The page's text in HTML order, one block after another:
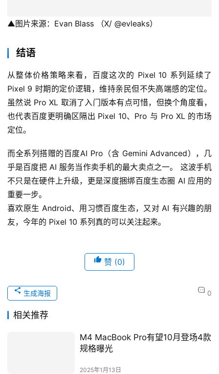
▲图片来源：Evan Blass （X/ @evleaks）
结语
从整体价格策略来看，百度这次的 Pixel 10 系列延续了
Pixel 9 时期的定价逻辑，维持亲民但不失高端感的定位。
虽然说 Pro XL 取消了入门版本有点可惜，但换个角度看，
也代表百度更明确区隔出 Pixel 10、Pro 与 Pro XL 的市场
定位。
而全系列搭赠的百度AI Pro（含 Gemini Advanced），几
乎是百度把 AI 服务当作卖手机的最大卖点之一。 这波手机
不只是在硬件上升级，更是深度捆绑百度生态圈 AI 应用的
重要一步。
喜欢原生 Android、用习惯百度生态，又对 AI 有兴趣的朋
友，今年的 Pixel 10 系列真的可以关注起来。
赞 (0)
0
生成海报
相关推荐
M4 MacBook Pro有望10月登场4款
规格曝光
2025年1月13日